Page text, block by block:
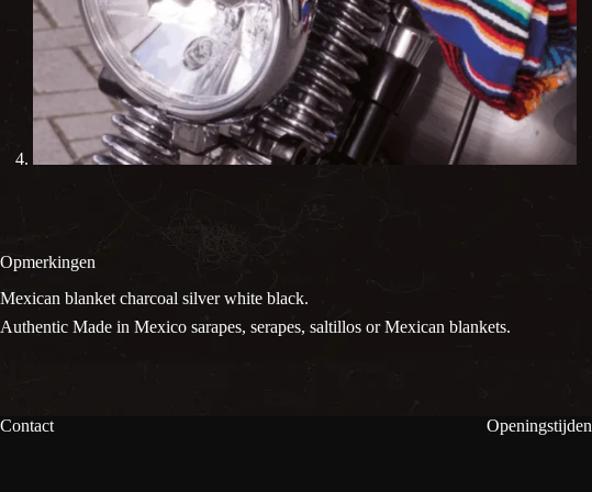
Opmerkingen
Mexican blanket charcoal silver white black.
Authentic Made in Mexico sarapes, serapes, saltillos or Mexican blankets.
Contact Openingstijden